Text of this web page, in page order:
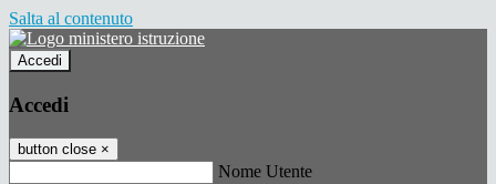
Salta al contenuto
Accedi
Accedi
button close ×
Nome Utente